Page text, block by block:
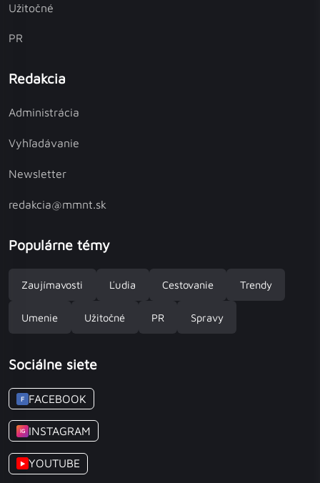
Užitočné
PR
Redakcia
Administrácia
Vyhľadávanie
Newsletter
redakcia@mmnt.sk
Populárne témy
Zaujímavosti Ľudia Cestovanie Trendy
Umenie Užitočné PR Spravy
Sociálne siete
F FACEBOOK
IG INSTAGRAM
▶ YOUTUBE